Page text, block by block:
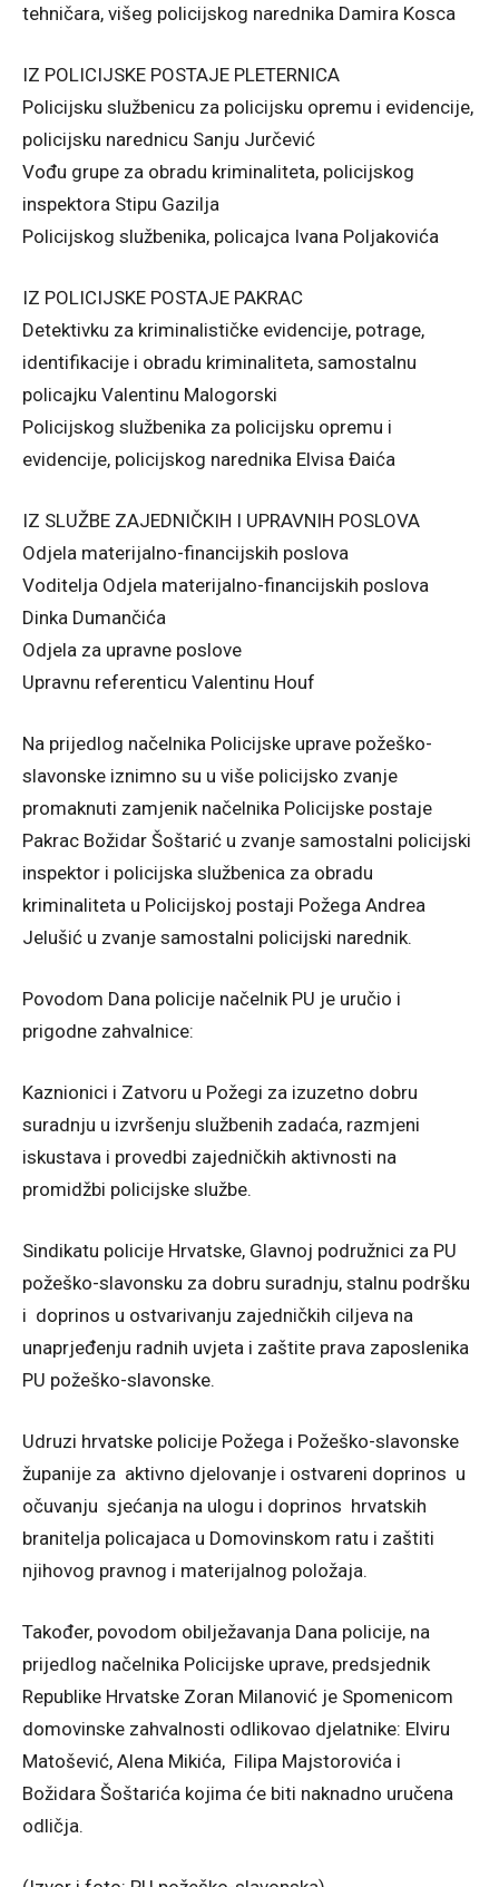
tehničara, višeg policijskog narednika Damira Kosca
IZ POLICIJSKE POSTAJE PLETERNICA
Policijsku službenicu za policijsku opremu i evidencije,
policijsku narednicu Sanju Jurčević
Vođu grupe za obradu kriminaliteta, policijskog
inspektora Stipu Gazilja
Policijskog službenika, policajca Ivana Poljakovića
IZ POLICIJSKE POSTAJE PAKRAC
Detektivku za kriminalističke evidencije, potrage,
identifikacije i obradu kriminaliteta, samostalnu
policajku Valentinu Malogorski
Policijskog službenika za policijsku opremu i
evidencije, policijskog narednika Elvisa Đaića
IZ SLUŽBE ZAJEDNIČKIH I UPRAVNIH POSLOVA
Odjela materijalno-financijskih poslova
Voditelja Odjela materijalno-financijskih poslova
Dinka Dumančića
Odjela za upravne poslove
Upravnu referenticu Valentinu Houf
Na prijedlog načelnika Policijske uprave požeško-
slavonske iznimno su u više policijsko zvanje
promaknuti zamjenik načelnika Policijske postaje
Pakrac Božidar Šoštarić u zvanje samostalni policijski
inspektor i policijska službenica za obradu
kriminaliteta u Policijskoj postaji Požega Andrea
Jelušić u zvanje samostalni policijski narednik.
Povodom Dana policije načelnik PU je uručio i
prigodne zahvalnice:
Kaznionici i Zatvoru u Požegi za izuzetno dobru
suradnju u izvršenju službenih zadaća, razmjeni
iskustava i provedbi zajedničkih aktivnosti na
promidžbi policijske službe.
Sindikatu policije Hrvatske, Glavnoj podružnici za PU
požeško-slavonsku za dobru suradnju, stalnu podršku
i doprinos u ostvarivanju zajedničkih ciljeva na
unaprjeđenju radnih uvjeta i zaštite prava zaposlenika
PU požeško-slavonske.
Udruzi hrvatske policije Požega i Požeško-slavonske
županije za aktivno djelovanje i ostvareni doprinos u
očuvanju sjećanja na ulogu i doprinos hrvatskih
branitelja policajaca u Domovinskom ratu i zaštiti
njihovog pravnog i materijalnog položaja.
Također, povodom obilježavanja Dana policije, na
prijedlog načelnika Policijske uprave, predsjednik
Republike Hrvatske Zoran Milanović je Spomenicom
domovinske zahvalnosti odlikovao djelatnike: Elviru
Matošević, Alena Mikića, Filipa Majstorovića i
Božidara Šoštarića kojima će biti naknadno uručena
odličja.